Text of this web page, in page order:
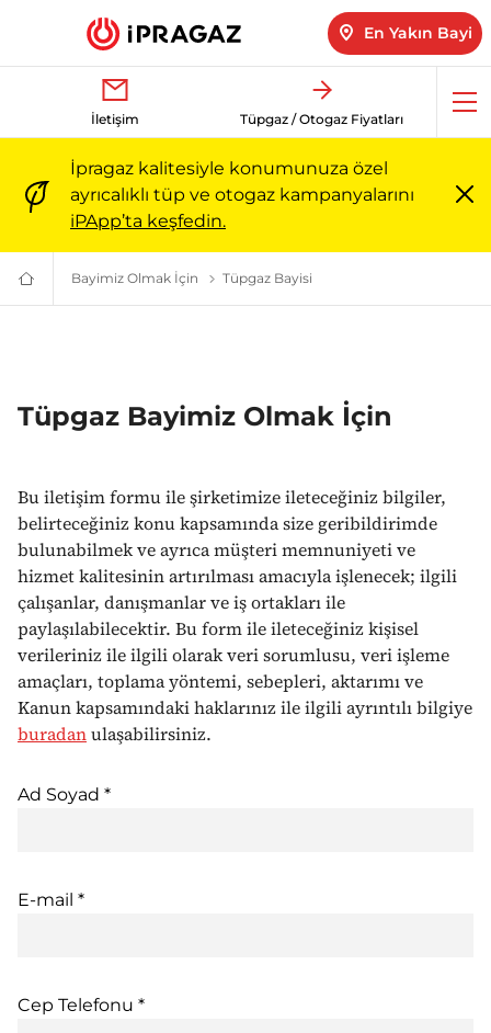
En Yakın Bayi
İletişim Tüpgaz / Otogaz Fiyatları
İpragaz kalitesiyle konumunuza özel
ayrıcalıklı tüp ve otogaz kampanyalarını
iPApp’ta keşfedin.
Türkiye’nin
Güvenilir
Bayimiz Olmak İçin Bir distribütör seçin
Tüpgaz Bayisi
Tüpgaz Bayimiz Olmak İçin
Bu iletişim formu ile şirketimize ileteceğiniz bilgiler,
belirteceğiniz konu kapsamında size geribildirimde
bulunabilmek ve ayrıca müşteri memnuniyeti ve
hizmet kalitesinin artırılması amacıyla işlenecek; ilgili
çalışanlar, danışmanlar ve iş ortakları ile
paylaşılabilecektir. Bu form ile ileteceğiniz kişisel
verileriniz ile ilgili olarak veri sorumlusu, veri işleme
amaçları, toplama yöntemi, sebepleri, aktarımı ve
Kanun kapsamındaki haklarınız ile ilgili ayrıntılı bilgiye
buradanulaşabilirsiniz.
Ad Soyad *
E-mail *
Cep Telefonu *